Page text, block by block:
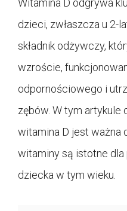
Witamina D odgrywa
dzieci, zwłaszcza u 2-
składnik odżywczy,
wzroście,
odpornościowego i
zębów. W tym artykule
witamina D jest ważna
witaminy są istotne
dziecka w tym wieku.